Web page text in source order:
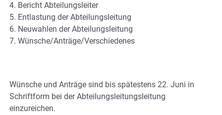
4. Bericht Abteilungsleiter
5. Entlastung der Abteilungsleitung
6. Neuwahlen der Abteilungsleitung
7. Wünsche/Anträge/Verschiedenes
Wünsche und Anträge sind bis spätestens 22. Juni in
Schriftform bei der Abteilungsleitungsleitung
einzureichen.